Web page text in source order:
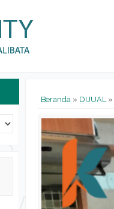
Beranda» DIJUAL»